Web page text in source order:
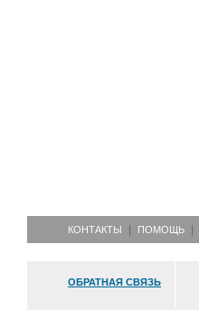
КОНТАКТЫ ПОМОЩЬ
ОБРАТНАЯ СВЯЗЬ